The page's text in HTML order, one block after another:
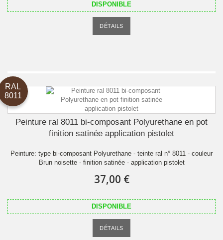
DISPONIBLE
DÉTAILS
RAL
8011
Peinture ral 8011 bi-composant Polyurethane en pot
finition satinée application pistolet
Peinture: type bi-composant Polyurethane - teinte ral n° 8011 - couleur
Brun noisette - finition satinée - application pistolet
37,00 €
DISPONIBLE
DÉTAILS